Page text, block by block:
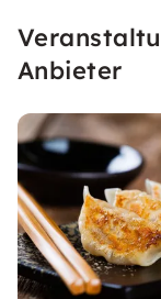
Begleitung
Anbieter